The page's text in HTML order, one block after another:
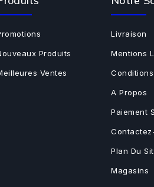
Produits
Ventes
Livraison
Mentions
A Propos
Paiement
Plan Du
Magasins